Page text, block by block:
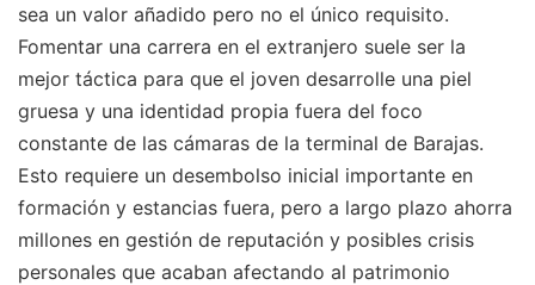
sea un valor añadido pero no el único requisito.
Fomentar una carrera en el extranjero suele ser la
mejor táctica para que el joven desarrolle una piel
gruesa y una identidad propia fuera del foco
constante de las cámaras de la terminal de Barajas.
Esto requiere un desembolso inicial importante en
formación y estancias fuera, pero a largo plazo ahorra
millones en gestión de reputación y posibles crisis
personales que acaban afectando al patrimonio